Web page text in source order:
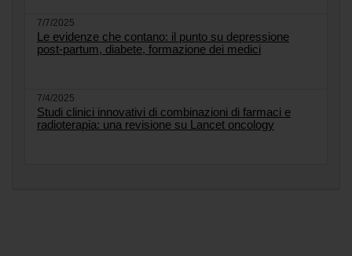
7/7/2025
Le evidenze che contano: il punto su depressione
post-partum, diabete, formazione dei medici
7/4/2025
Studi clinici innovativi di combinazioni di farmaci e
radioterapia: una revisione su Lancet oncology